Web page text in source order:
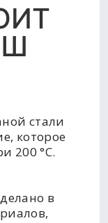
стали
которое
200 °C.
в